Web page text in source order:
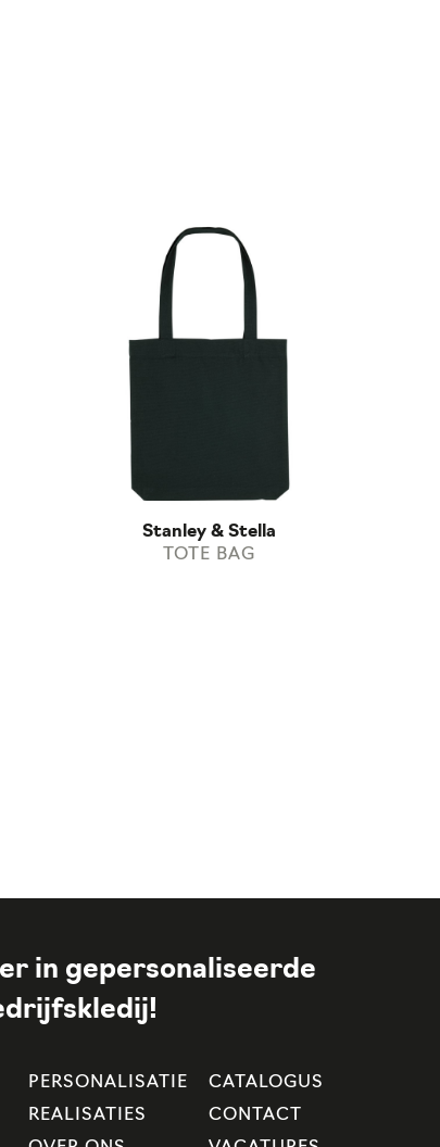
Stanley & Stella
TOTE BAG
in gepersonaliseerde
PERSONALISATIE
REALISATIES
CATALOGUS
CONTACT